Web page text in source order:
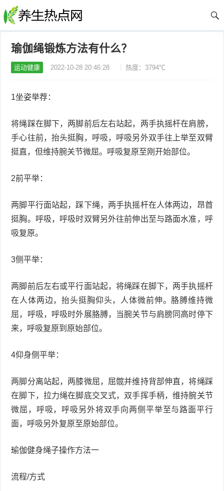
瑜伽绳锻炼方法有什么？
运动健康 2022-10-28 20:46:28 热度：3794℃
1坐姿举荐：
将绳踩在脚下，两脚前后左右站起，两手执摇杆在肩膀，
手心往前，抬头挺胸，呼吸，呼吸另外双手往上举至双臂
挺直，但维持腕关节微屈。呼吸复原至刚开始部位。
2前平举：
两脚平行面站起，踩下绳，两手执摇杆在人体两边，昂首
挺胸。呼吸，呼吸时双臂另外往前伸出至与路面水准，呼
吸复原。
3侧平举：
两脚前后左右或平行面站起，将绳踩在脚下，两手执摇杆
在人体两边，抬头挺胸仰头，人体微前伸。胳膊维持微
屈，呼吸，呼吸时外展胳膊，当腕关节与肩膀同高时停下
来，呼吸复原到原始部位。
4仰身侧平举：
两脚分离站起，两膝微屈，屈髋并维持背部伸直，将绳踩
在脚下，拉力绳在脚底交叉式，双手挥手柄，维持腕关节
微屈，呼吸，呼吸另外将双手向两侧平举至与路面平行
面，呼吸另外复原至原始部位。
瑜伽健身绳子操作方法一
流程/方式